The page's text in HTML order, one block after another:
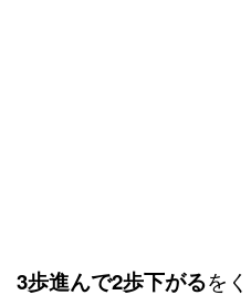
3歩進んで2歩下がるを